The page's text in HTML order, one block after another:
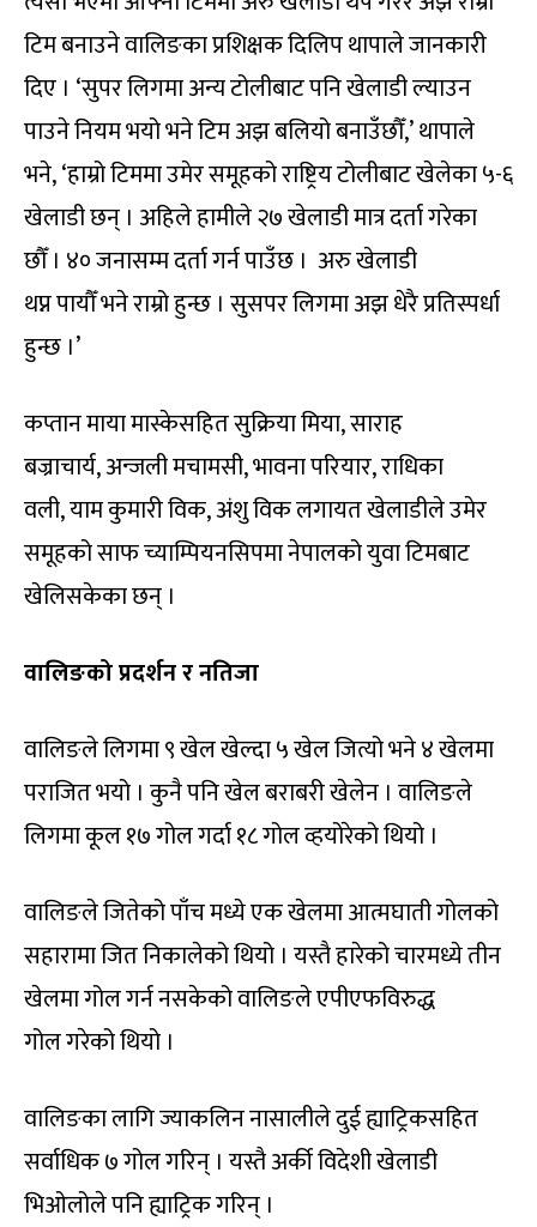
टिम बनाउने वालिङका प्रशिक्षक दिलिप थापाले जानकारी
दिए । ‘सुपर लिगमा अन्य टोलीबाट पनि खेलाडी ल्याउन
पाउने नियम भयो भने टिम अझ बलियो बनाउँछौँ,’ थापाले
भने, ‘हाम्रो टिममा उमेर समूहको राष्ट्रिय टोलीबाट खेलेका ५-६
खेलाडी छन् । अहिले हामीले २७ खेलाडी मात्र दर्ता गरेका
छौँ । ४० जनासम्म दर्ता गर्न पाउँछ । अरु खेलाडी
थप्न पायौँ भने राम्रो हुन्छ । सुसपर लिगमा अझ धेरै प्रतिस्पर्धा
हुन्छ ।’
कप्तान माया मास्केसहित सुक्रिया मिया, साराह
बज्राचार्य, अन्जली मचामसी, भावना परियार, राधिका
वली, याम कुमारी विक, अंशु विक लगायत खेलाडीले उमेर
समूहको साफ च्याम्पियनसिपमा नेपालको युवा टिमबाट
खेलिसकेका छन् ।
वालिङको प्रदर्शन र नतिजा
वालिङले लिगमा ९ खेल खेल्दा ५ खेल जित्यो भने ४ खेलमा
पराजित भयो । कुनै पनि खेल बराबरी खेलेन । वालिङले
लिगमा कूल १७ गोल गर्दा १८ गोल व्हयोरेको थियो ।
वालिङले जितेको पाँच मध्ये एक खेलमा आत्मघाती गोलको
सहारामा जित निकालेको थियो । यस्तै हारेको चारमध्ये तीन
खेलमा गोल गर्न नसकेको वालिङले एपीएफविरुद्ध
गोल गरेको थियो ।
वालिङका लागि ज्याकलिन नासालीले दुई ह्याट्रिकसहित
सर्वाधिक ७ गोल गरिन् । यस्तै अर्की विदेशी खेलाडी
भिओलोले पनि ह्याट्रिक गरिन् ।